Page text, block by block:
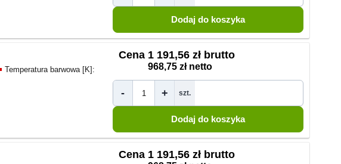
Temperatura barwowa [K]:
Cena 1 191,56 zł brutto
968,75 zł netto
- + szt.
Cena 1 191,56 zł brutto